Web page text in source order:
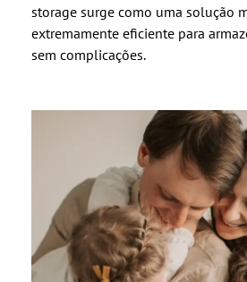
storage surge como uma solução
extremamente eficiente para
sem complicações.